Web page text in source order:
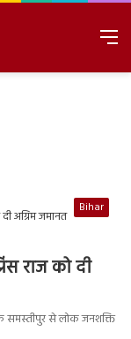
Bihar
राज को दी
समस्तीपुर से लोक जनशक्ति